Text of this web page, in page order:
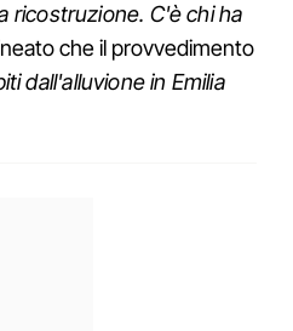
ricostruzione. C'è chi ha
che il provvedimento
dall'alluvione in Emilia